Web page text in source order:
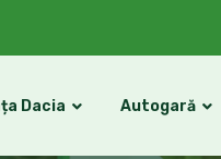
Dacia Autogară